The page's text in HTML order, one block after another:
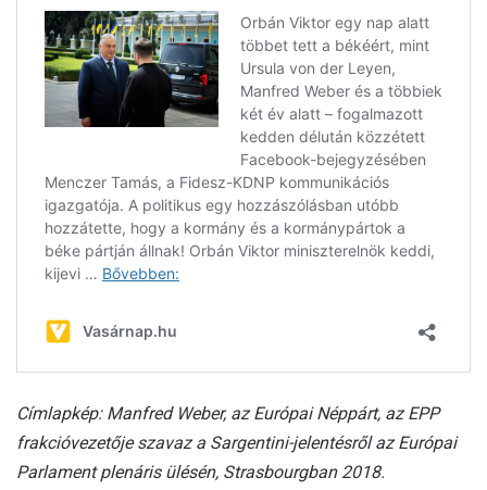
Címlapkép: Manfred Weber, az Európai Néppárt, az EPP
frakcióvezetője szavaz a Sargentini-jelentésről az Európai
Parlament plenáris ülésén, Strasbourgban 2018.